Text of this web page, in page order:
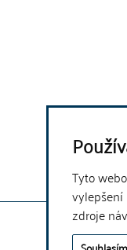
Tyto
zdroje